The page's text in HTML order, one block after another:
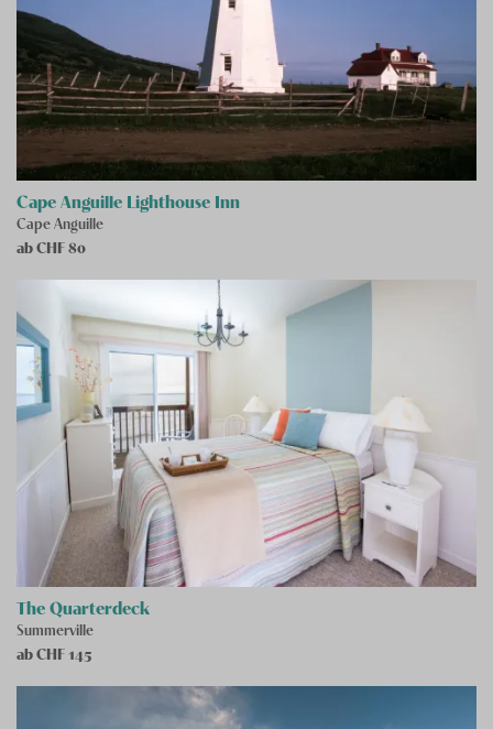
Cape Anguille Lighthouse Inn
Cape Anguille
ab CHF80
The Quarterdeck
Summerville
ab CHF 145